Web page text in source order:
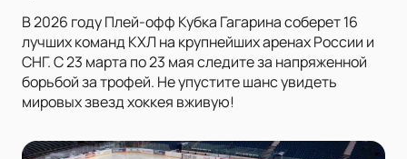
В 2026 году Плей-офф Кубка Гагарина соберет 16
лучших команд КХЛ на крупнейших аренах России и
СНГ. С 23 марта по 23 мая следите за напряженной
борьбой за трофей. Не упустите шанс увидеть
мировых звезд хоккея вживую!